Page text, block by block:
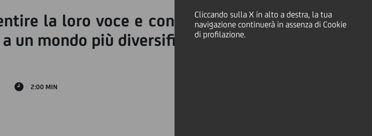
Cliccando sulla X in alto a destra, la tua
navigazione continuerà in assenza di Cookie
di profilazione.
la loro voce e condividono le loro storie
un mondo più diversificato, equo e inclusivo.
2:00 MIN